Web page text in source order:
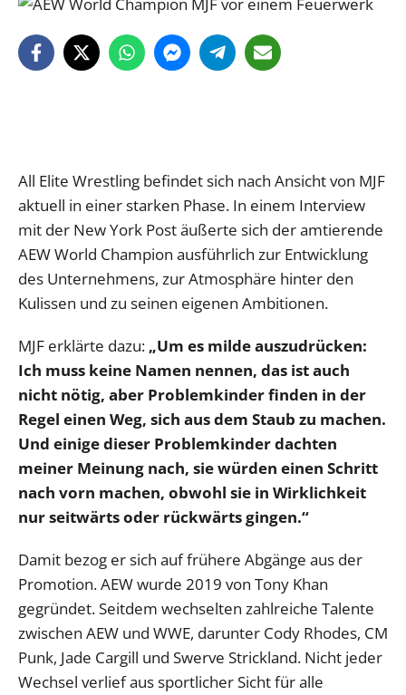
All Elite Wrestling befindet sich nach Ansicht von MJF
aktuell in einer starken Phase. In einem Interview
mit der New York Post äußerte sich der amtierende
AEW World Champion ausführlich zur Entwicklung
des Unternehmens, zur Atmosphäre hinter den
Kulissen und zu seinen eigenen Ambitionen.
MJF erklärte dazu: „Um es milde auszudrücken:
Ich muss keine Namen nennen, das ist auch
nicht nötig, aber Problemkinder finden in der
Regel einen Weg, sich aus dem Staub zu machen.
Und einige dieser Problemkinder dachten
meiner Meinung nach, sie würden einen Schritt
nach vorn machen, obwohl sie in Wirklichkeit
nur seitwärts oder rückwärts gingen.“
Damit bezog er sich auf frühere Abgänge aus der
Promotion. AEW wurde 2019 von Tony Khan
gegründet. Seitdem wechselten zahlreiche Talente
zwischen AEW und WWE, darunter Cody Rhodes, CM
Punk, Jade Cargill und Swerve Strickland. Nicht jeder
Wechsel verlief aus sportlicher Sicht für alle